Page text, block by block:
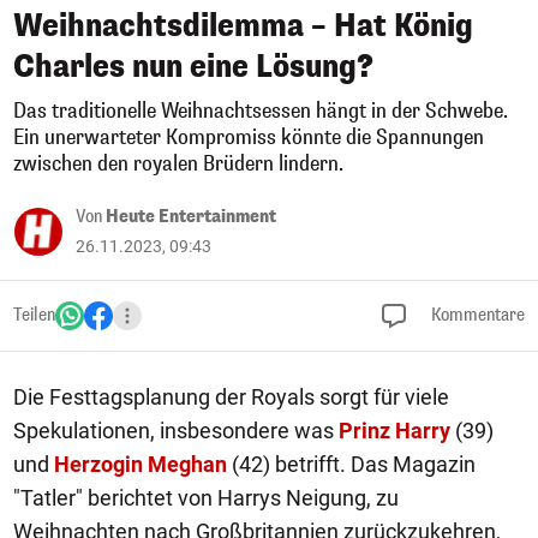
Weihnachtsdilemma – Hat König
Charles nun eine Lösung?
Das traditionelle Weihnachtsessen hängt in der Schwebe.
Ein unerwarteter Kompromiss könnte die Spannungen
zwischen den royalen Brüdern lindern.
Von Heute Entertainment
26.11.2023, 09:43
Teilen Kommentare
Die Festtagsplanung der Royals sorgt für viele
Spekulationen, insbesondere was Prinz Harry (39)
und Herzogin Meghan (42) betrifft. Das Magazin
"Tatler" berichtet von Harrys Neigung, zu
Weihnachten nach Großbritannien zurückzukehren,